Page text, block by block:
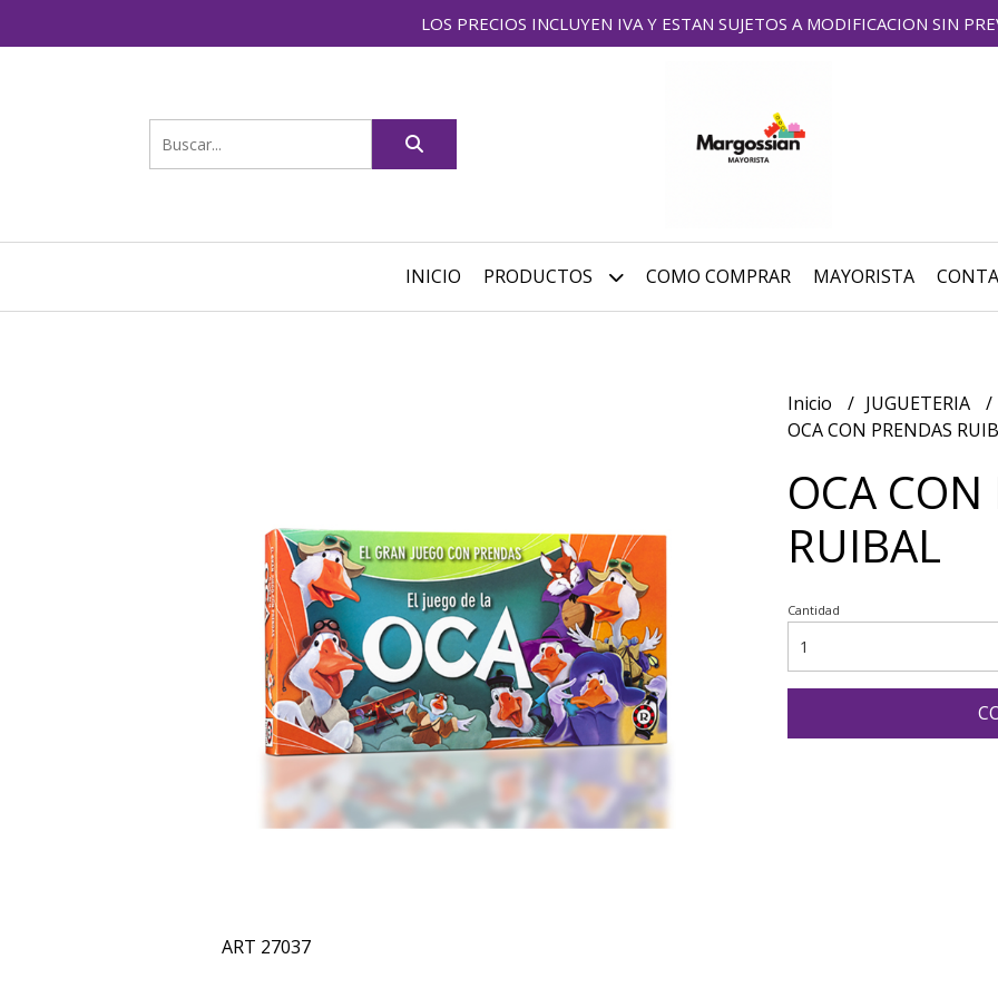
LOS PRECIOS INCLUYEN IVA Y ESTAN SUJETOS A MODIFICACION SIN
INICIO PRODUCTOS COMO COMPRAR MAYORISTA
ART 27037
Inicio JUGUETERIA
OCA CON PRENDAS
OCA CON
RUIBAL
Cantidad